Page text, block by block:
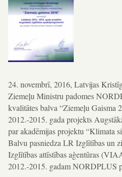
24. novembrī, 2016, Latvijas
Ziemeļu Ministru padomes
kvalitātes balva “Ziemeļu Gaisma
2012.-2015. gada projekts
par akadēmijas projektu “Klimata
Balvu pasniedza LR Izglītības un
Izglītības attīstības aģentūras
2012.-2015. gadam NORDPLUS